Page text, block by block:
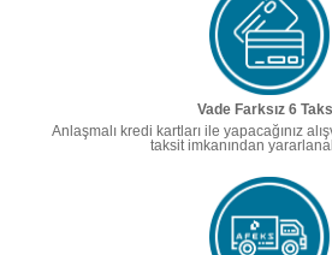
Vade Farksız 6
Anlaşmalı kredi kartları ile yapacağınız
taksit imkanından